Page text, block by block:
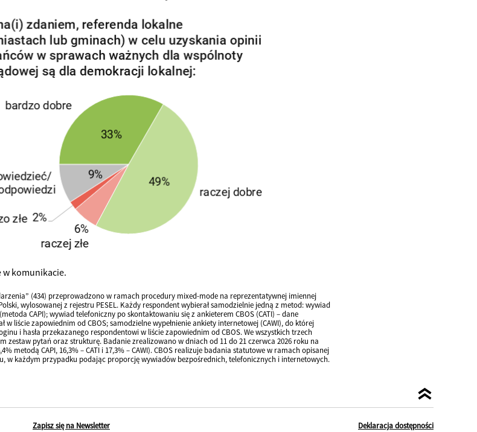
w komunikacie.
(434) przeprowadzono w ramach procedury mixed-mode na reprezentatywnej imiennej
wylosowanej z rejestru PESEL. Każdy respondent wybierał samodzielnie jedną z metod: wywiad
CAPI); wywiad telefoniczny po skontaktowaniu się z ankieterem CBOS (CATI) – dane
w liście zapowiednim od CBOS; samodzielne wypełnienie ankiety internetowej (CAWI), do której
i hasła przekazanego respondentowi w liście zapowiednim od CBOS. We wszystkich trzech
zestaw pytań oraz strukturę. Badanie zrealizowano w dniach od 11 do 21 czerwca 2026 roku na
metodą CAPI, 16,3% – CATI i 17,3% – CAWI). CBOS realizuje badania statutowe w ramach opisanej
w każdym przypadku podając proporcję wywiadów bezpośrednich, telefonicznych i internetowych.
Zapisz się na Newsletter Deklaracja dostępności